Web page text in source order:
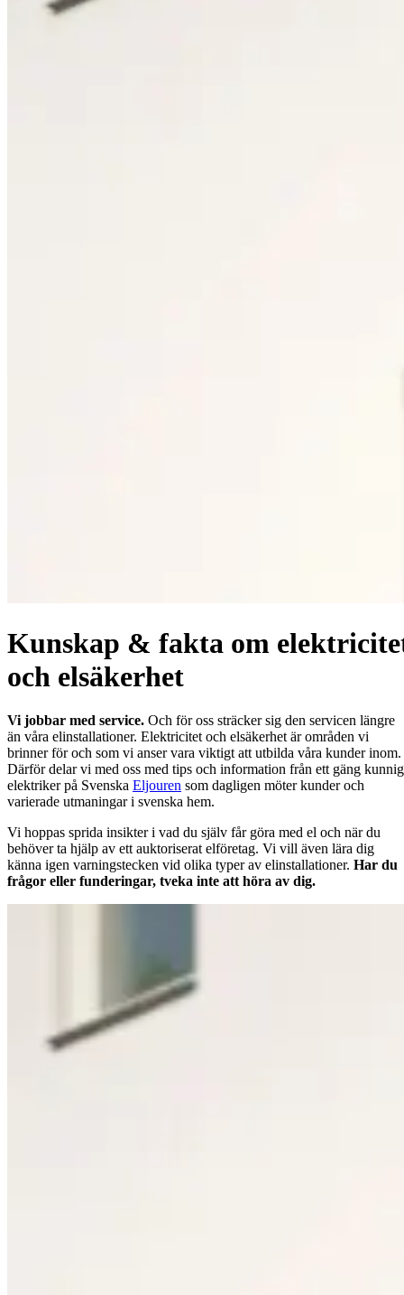
Kunskap & fakta om
och elsäkerhet
Vi jobbar med service. Och för oss sträcker sig den servicen längre
än våra elinstallationer. Elektricitet och elsäkerhet är områden vi
brinner för och som vi anser vara viktigt att utbilda våra kunder inom.
Därför delar vi med oss med tips och information från ett gäng
elektriker på Svenska Eljouren som dagligen möter kunder och
varierade utmaningar i svenska hem.
Vi hoppas sprida insikter i vad du själv får göra med el och när du
behöver ta hjälp av ett auktoriserat elföretag. Vi vill även lära dig
känna igen varningstecken vid olika typer av elinstallationer. Har du
frågor eller funderingar, tveka inte att höra av dig.